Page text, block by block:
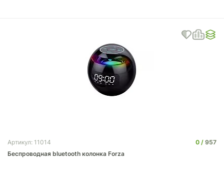
Артикул: 11014 0
957
Беспроводная bluetooth колонка Forza